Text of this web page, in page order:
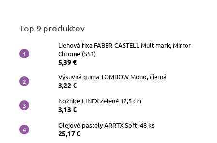
Top 9 produktov
Liehová fixa FABER-CASTELL Multimark, Mirror
Chrome (551)
5,39 €
Výsuvná guma TOMBOW Mono, čierná
3,22 €
Nožnice LINEX zelené 12,5 cm
3,13 €
Olejové pastely ARRTX Soft, 48 ks
25,17 €